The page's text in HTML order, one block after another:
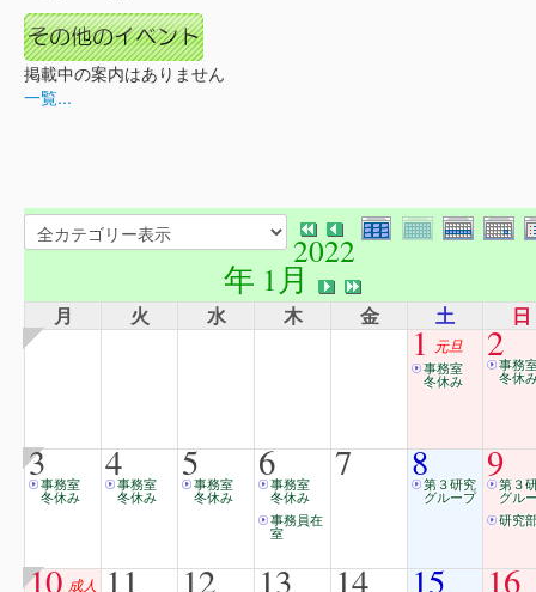
掲載中の案内はありません
一覧...
2022
年 1月
月 火 水 木 金 土 日
1 元旦
事務室
冬休み
2事
冬休
3事務室
冬休み
4事務室
冬休み
5事務室
冬休み
6事務室
冬休み
事務員在
室
7 8第３研究
グループ
9第３
グル
研究
10 成人
11 12 13 14 15 16